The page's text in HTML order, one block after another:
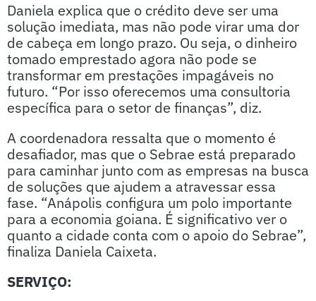
Daniela explica que o crédito deve ser uma
solução imediata, mas não pode virar uma dor
de cabeça em longo prazo. Ou seja, o dinheiro
tomado emprestado agora não pode se
transformar em prestações impagáveis no
futuro. “Por isso oferecemos uma consultoria
específica para o setor de finanças”, diz.
A coordenadora ressalta que o momento é
desafiador, mas que o Sebrae está preparado
para caminhar junto com as empresas na busca
de soluções que ajudem a atravessar essa
fase. “Anápolis configura um polo importante
para a economia goiana. É significativo ver o
quanto a cidade conta com o apoio do Sebrae”,
finaliza Daniela Caixeta.
SERVIÇO: